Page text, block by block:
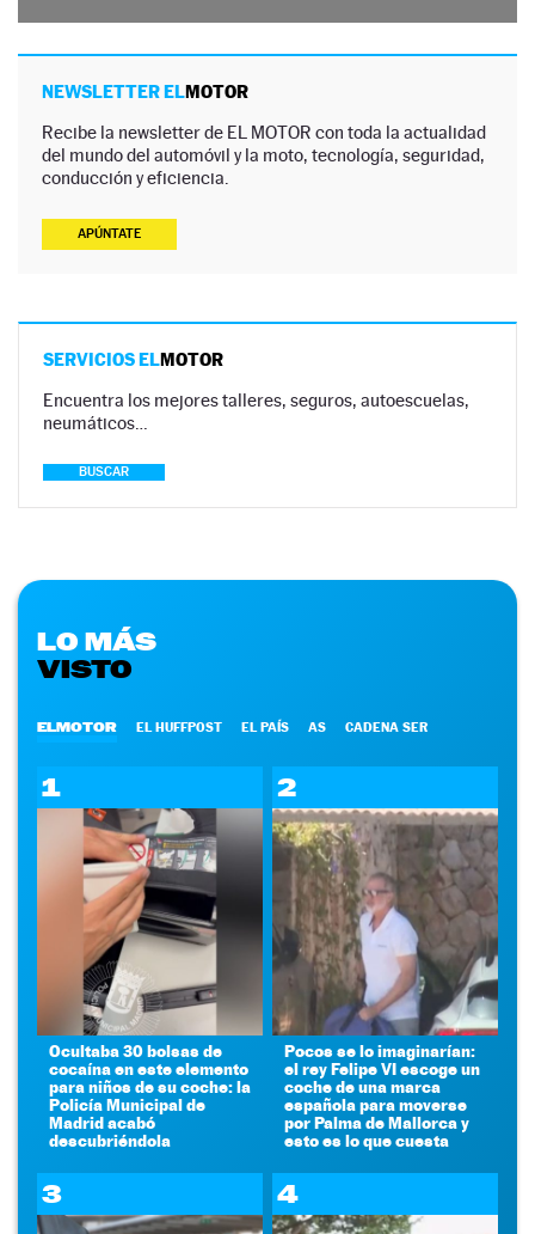
NEWSLETTER ELMOTOR
Recibe la newsletter de EL MOTOR con toda la actualidad
del mundo del automóvil y la moto, tecnología, seguridad,
conducción y eficiencia.
APÚNTATE
SERVICIOS ELMOTOR
Encuentra los mejores talleres, seguros, autoescuelas,
neumáticos…
BUSCAR
LO MÁS
VISTO
ELMOTOR EL HUFFPOST EL PAÍS AS CADENA SER
1
Ocultaba 30 bolsas de
cocaína en este elemento
para niños de su coche: la
Policía Municipal de
Madrid acabó
descubriéndola
2
Pocos se lo imaginarían:
el rey Felipe VI escoge un
coche de una marca
española para moverse
por Palma de Mallorca y
esto es lo que cuesta
3 4